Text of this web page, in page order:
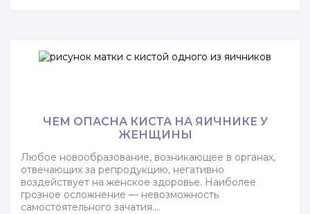
ЧЕМ ОПАСНА КИСТА НА ЯИЧНИКЕ У
ЖЕНЩИНЫ
Любое новообразование, возникающее в органах,
отвечающих за репродукцию, негативно
воздействует на женское здоровье. Наиболее
грозное осложнение — невозможность
самостоятельного зачатия….